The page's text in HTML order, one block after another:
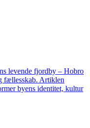
levende fjordby – Hobro
fællesskab. Artiklen
byens identitet, kultur